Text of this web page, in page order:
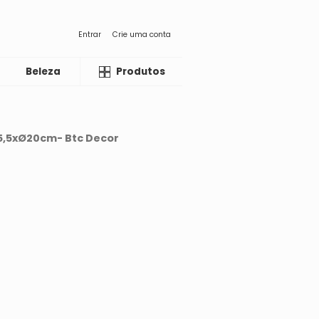
Entrar Crie uma conta
Beleza LiquidaProdutos
Btc Decor